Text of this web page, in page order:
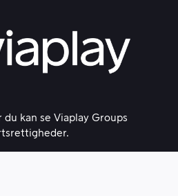
du kan se Viaplay Groups